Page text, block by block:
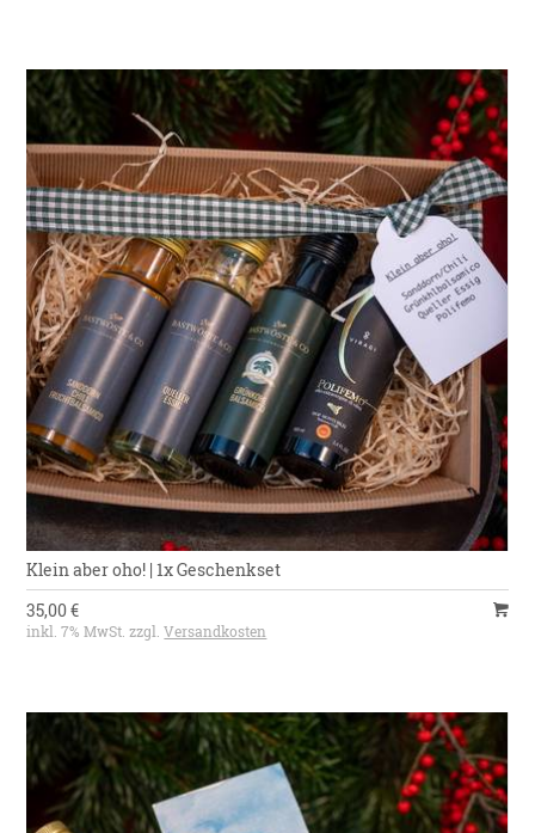
Klein aber oho! | 1x Geschenkset
35,00 €
inkl. 7% MwSt. zzgl.Versandkosten